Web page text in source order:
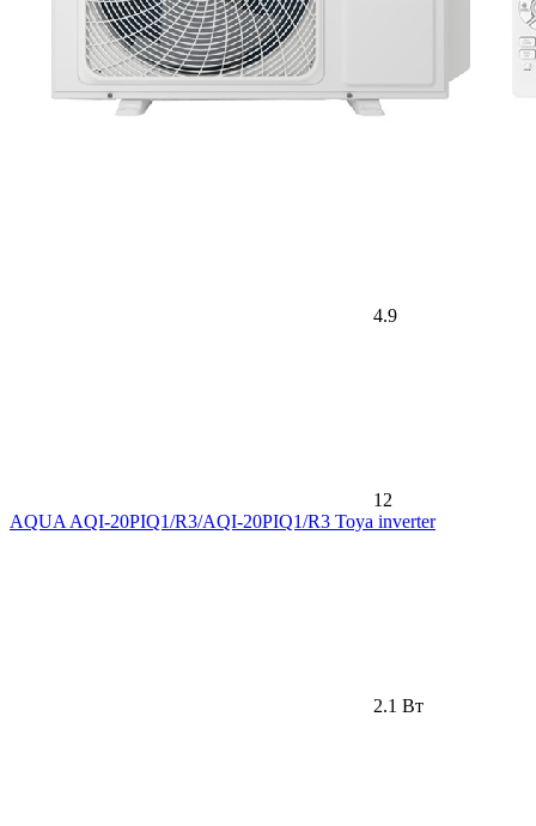
4.9
12
AQUA AQI-20PIQ1/R3/AQI-20PIQ1/R3 Toya inverter
2.1 Вт